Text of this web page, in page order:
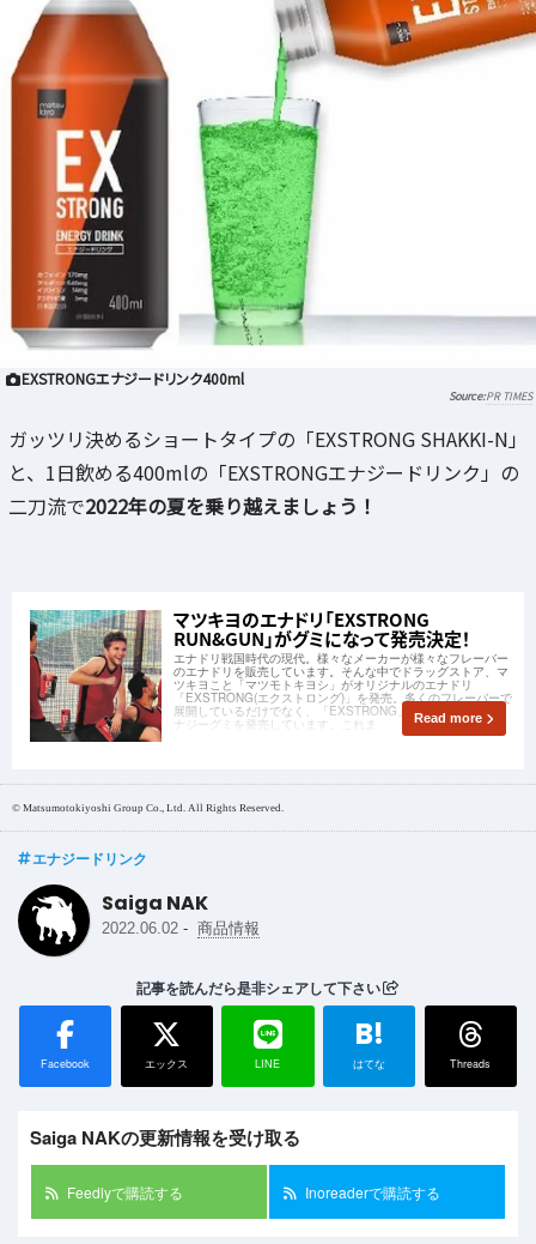
EXSTRONGエナジードリンク400ml
PR TIMES
ガッツリ決めるショートタイプの「EXSTRONG SHAKKI-N」
と、1日飲める400mlの「EXSTRONGエナジードリンク」の
二刀流で2022年の夏を乗り越えましょう！
マツキヨのエナドリ「EXSTRONG
RUN&GUN」がグミになって発売決定！
エナドリ戦国時代の現代。様々なメーカーが様々なフレーバー
のエナドリを販売しています。そんな中でドラッグストア、マ
ツキヨこと「マツモトキヨシ」がオリジナルのエナドリ
「EXSTRONG(エクストロング)」を発売。多くのフレーバーで
展開しているだけでなく、「EXSTRONG」シリーズとしてエ
ナジーグミを発売しています。これま Read more
© Matsumotokiyoshi Group Co., Ltd. All Rights Reserved.
エナジードリンク
Saiga NAK
2022.06.02 - 商品情報
記事を読んだら是非シェアして下さい
Facebook エックス LINE
B!
はてな Threads
Saiga NAKの更新情報を受け取る
Feedlyで購読する Inoreaderで購読する